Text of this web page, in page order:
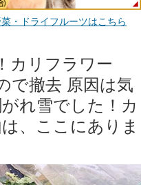
・ドライフルーツはこちら
カリフラワー
で撤去 原因は気
れ雪でした！カ
、ここにありま